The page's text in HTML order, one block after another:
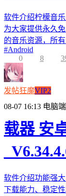
软件介绍柠檬音
为大家提供永久
的音乐资源，所
#Android
0
8
发帖狂魔VIP2
08-07 16:13 电脑端
载器 安
软件介绍功能强
下载能力、稳定